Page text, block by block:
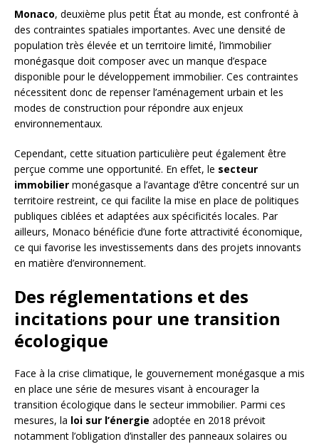
Monaco, deuxième plus petit État au monde, est confronté à
des contraintes spatiales importantes. Avec une densité de
population très élevée et un territoire limité, l’immobilier
monégasque doit composer avec un manque d’espace
disponible pour le développement immobilier. Ces contraintes
nécessitent donc de repenser l’aménagement urbain et les
modes de construction pour répondre aux enjeux
environnementaux.
Cependant, cette situation particulière peut également être
perçue comme une opportunité. En effet, le secteur
immobilier monégasque a l’avantage d’être concentré sur un
territoire restreint, ce qui facilite la mise en place de politiques
publiques ciblées et adaptées aux spécificités locales. Par
ailleurs, Monaco bénéficie d’une forte attractivité économique,
ce qui favorise les investissements dans des projets innovants
en matière d’environnement.
Des réglementations et des
incitations pour une transition
écologique
Face à la crise climatique, le gouvernement monégasque a mis
en place une série de mesures visant à encourager la
transition écologique dans le secteur immobilier. Parmi ces
mesures, la loi sur l’énergie adoptée en 2018 prévoit
notamment l’obligation d’installer des panneaux solaires ou